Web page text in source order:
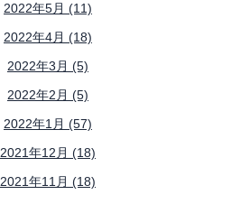
2022年5月 (11)
2022年4月 (18)
2022年3月 (5)
2022年2月 (5)
2022年1月 (57)
2021年12月 (18)
2021年11月 (18)